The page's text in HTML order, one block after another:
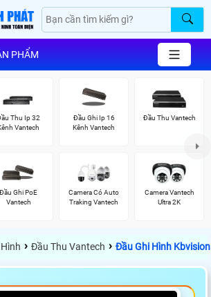
PHẨM
Thu Ip 32
Vantech
Đầu Ghi Ip 16
Kênh Vantech
Đầu Thu Vantech
Đầu Ghi PoE
Vantech
Camera Có Auto
Traking Vantech
Camera Vantech
Ultra 2K
› Đầu Thu Vantech › Đầu Ghi Hình